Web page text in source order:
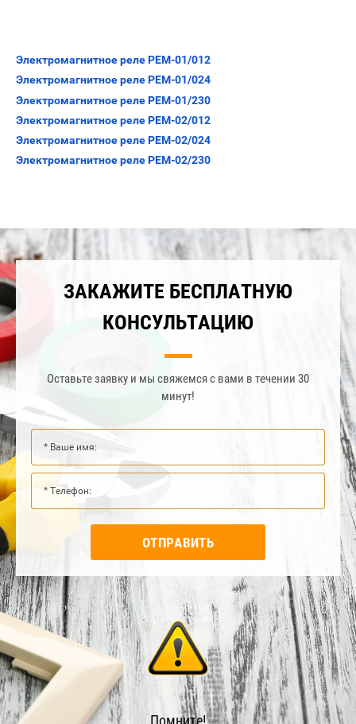
Электромагнитное реле PEM-01/012
Электромагнитное реле PEM-01/024
Электромагнитное реле PEM-01/230
Электромагнитное реле PEM-02/012
Электромагнитное реле PEM-02/024
Электромагнитное реле PEM-02/230
ЗАКАЖИТЕ БЕСПЛАТНУЮ
КОНСУЛЬТАЦИЮ
Оставьте заявку и мы свяжемся с вами в течении 30
минут!
ОТПРАВИТЬ
Помните!